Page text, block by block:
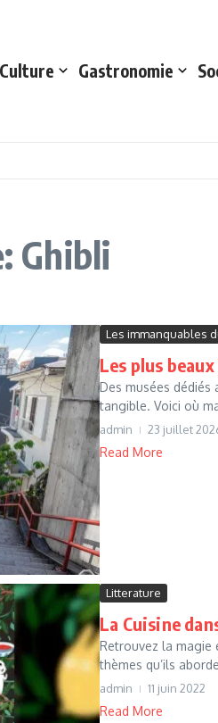
Gastronomie
Ghibli
Les immanquables
Les plus
Des musées
tangible. Voici où
admin 23 juillet
Read More
Litterature
La Cuisine
Retrouvez la magie
thèmes qu’ils
admin 11 juin 2022
Read More